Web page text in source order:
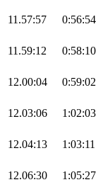
11.57:57 0:56:54
11.59:12 0:58:10
12.00:04 0:59:02
12.03:06 1:02:03
12.04:13 1:03:11
12.06:30 1:05:27